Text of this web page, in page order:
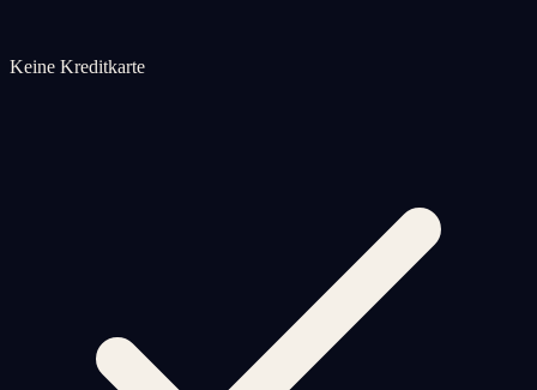
Keine Kreditkarte